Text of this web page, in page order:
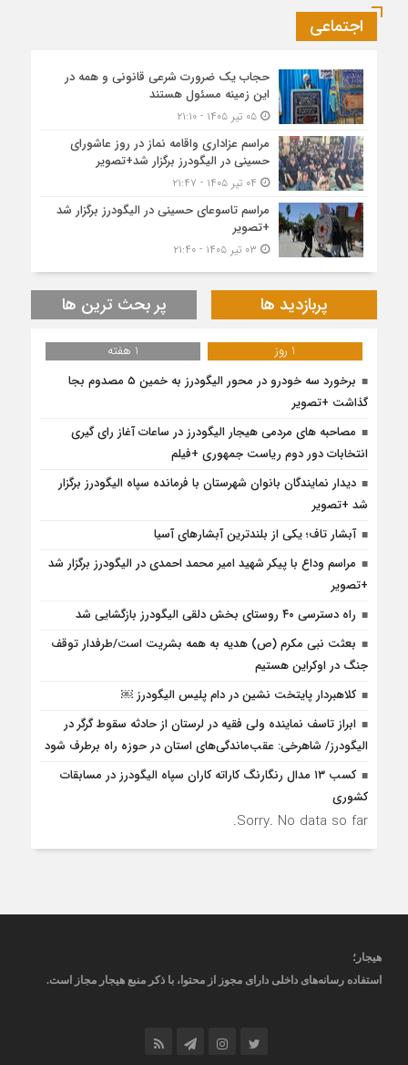
اجتماعی
حجاب یک ضرورت شرعی قانونی و همه در
این زمینه مسئول هستند
۰۵ تیر ۱۴۰۵ - ۲۱:۱۰
مراسم عزاداری واقامه نماز در روز عاشورای
حسینی در الیگودرز برگزار شد+تصویر
مراسم تاسوعای حسینی در الیگودرز برگزار شد
+تصویر
پربازدید ها پر بحث ترین ها
1 روز
1 هفته
برخورد سه خودرو در محور الیگودرز به خمین ۵ مصدوم بجا
گذاشت +تصویر
مصاحبه های مردمی هیجار الیگودرز در ساعات آغاز رای گیری
انتخابات دور دوم ریاست جمهوری +فیلم
دیدار نمایندگان بانوان شهرستان با فرمانده سپاه الیگودرز برگزار
شد +تصویر
آبشار تاف؛ یکی از بلندترین آبشارهای آسیا
مراسم وداع با پیکر شهید امیر محمد احمدی در الیگودرز برگزار شد
+تصویر
راه دسترسی ۴۰ روستای بخش دلقی الیگودرز بازگشایی شد
بعثت نبی مکرم (ص) هدیه به همه بشریت است/طرفدار توقف
جنگ در اوکراین هستیم
کلاهبردار پایتخت نشین در دام پلیس الیگودرز ￼
ابراز تاسف نماینده ولی فقیه در لرستان از حادثه سقوط گرگر در
الیگودرز/ شاهرخی: عقب‌ماندگی‌های استان در حوزه راه برطرف شود
کسب ۱۳ مدال رنگارنگ کاراته کاران سپاه الیگودرز در مسابقات
کشوری
Sorry. No data so far.
هیجار ؛
استفاده رسانه‌های داخلی دارای مجوز از محتوا، با ذکر منبع هیجار مجاز است.